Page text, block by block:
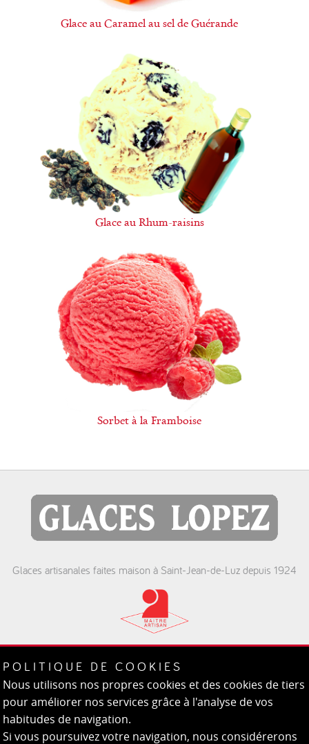
Glace au Caramel au sel de Guérande
Glace au Rhum-raisins
Sorbet à la Framboise
Glaces artisanales faites maison à Saint-Jean-de-Luz depuis 1924
Plage - Port - Pergola - Ste Barbe
POLITIQUE DE COOKIES
Nous utilisons nos propres cookies et des cookies de tiers
pour améliorer nos services grâce à l'analyse de vos
habitudes de navigation.
Si vous poursuivez votre navigation, nous considérerons